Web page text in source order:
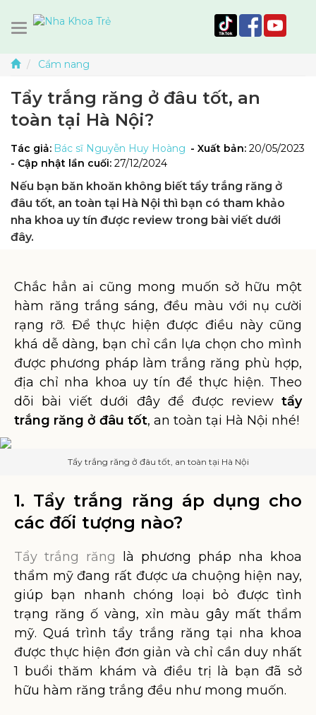
Cẩm nang
Tẩy trắng răng ở đâu tốt, an
toàn tại Hà Nội?
Tác giả: Bác sĩ Nguyễn Huy Hoàng - Xuất bản: 20/05/2023
- Cập nhật lần cuối: 27/12/2024
Nếu bạn băn khoăn không biết tẩy trắng răng ở
đâu tốt, an toàn tại Hà Nội thì bạn có tham khảo
nha khoa uy tín được review trong bài viết dưới
đây.
Chắc hẳn ai cũng mong muốn sở hữu một
hàm răng trắng sáng, đều màu với nụ cười
rạng rỡ. Để thực hiện được điều này cũng
khá dễ dàng, bạn chỉ cần lựa chọn cho mình
được phương pháp làm trắng răng phù hợp,
địa chỉ nha khoa uy tín để thực hiện. Theo
dõi bài viết dưới đây để được review tẩy
trắng răng ở đâu tốt, an toàn tại Hà Nội nhé!
Tẩy trắng răng ở đâu tốt, an toàn tại Hà Nội
1. Tẩy trắng răng áp dụng cho
các đối tượng nào?
Tẩy trắng răng
là phương pháp nha khoa
thẩm mỹ đang rất được ưa chuộng hiện nay,
giúp bạn nhanh chóng loại bỏ được tình
trạng răng ố vàng, xỉn màu gây mất thẩm
mỹ. Quá trình tẩy trắng răng tại nha khoa
được thực hiện đơn giản và chỉ cần duy nhất
1 buổi thăm khám và điều trị là bạn đã sở
hữu hàm răng trắng đều như mong muốn.